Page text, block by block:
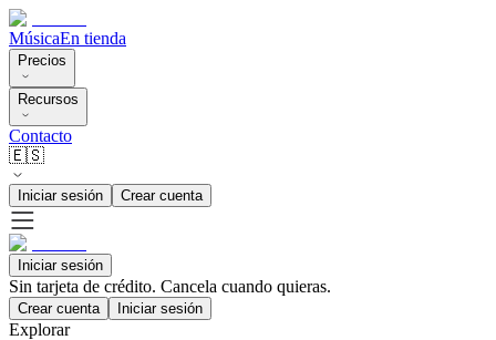
MúsicaEn tienda
Precios
Recursos
Contacto
🇪🇸
Iniciar sesión Crear cuenta
Iniciar sesión
Sin tarjeta de crédito. Cancela cuando quieras.
Crear cuenta Iniciar sesión
Explorar